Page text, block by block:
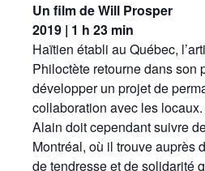
Un film de Will Prosper
2019 | 1 h 23 min
Haïtien établi au Québec,
Philoctète retourne dans son
développer un projet de
collaboration avec les locaux.
Alain doit cependant suivre
Montréal, où il trouve auprès
de tendresse et de solidarité